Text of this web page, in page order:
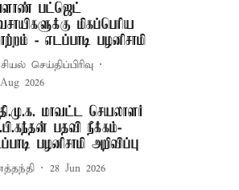
பட்ஜெட்
மிகப்பெரிய
- எடப்பாடி பழனிசாமி
செய்திப்பிரிவு
2026
மாவட்ட செயலாளர்
பதவி நீக்கம்-
பழனிசாமி அறிவிப்பு
28 Jun 2026